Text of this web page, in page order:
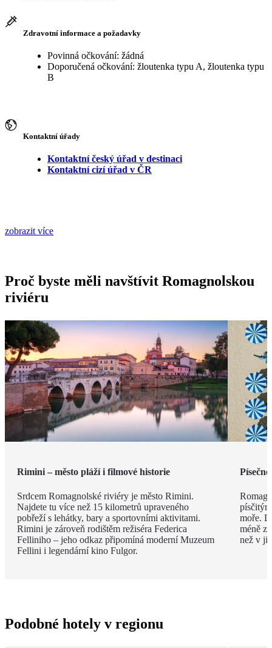
Zdravotní informace a požadavky
Povinná očkování: žádná
Doporučená očkování: žloutenka typu A, žloutenka typu
B
Kontaktní úřady
Kontaktní český úřad v destinaci
Kontaktní cizí úřad v ČR
zobrazit více
Proč byste měli navštívit Romagnolskou
riviéru
Rimini – město pláží i filmové historie
Srdcem Romagnolské riviéry je město Rimini.
Najdete tu více než 15 kilometrů upraveného
pobřeží s lehátky, bary a sportovními aktivitami.
Rimini je zároveň rodištěm režiséra Federica
Felliniho – jeho odkaz připomíná moderní Muzeum
Fellini i legendární kino Fulgor.
moře.
méně
než v
Podobné hotely v regionu